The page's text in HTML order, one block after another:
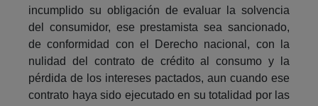
incumplido su obligación de evaluar la solvencia
del consumidor, ese prestamista sea sancionado,
de conformidad con el Derecho nacional, con la
nulidad del contrato de crédito al consumo y la
pérdida de los intereses pactados, aun cuando ese
contrato haya sido ejecutado en su totalidad por las